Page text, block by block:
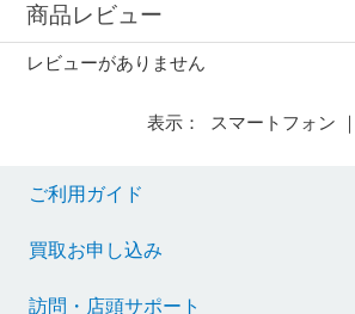
商品レビュー
レビューがありません
表示： スマートフォン ｜
ご利用ガイド
買取お申し込み
訪問・店頭サポート